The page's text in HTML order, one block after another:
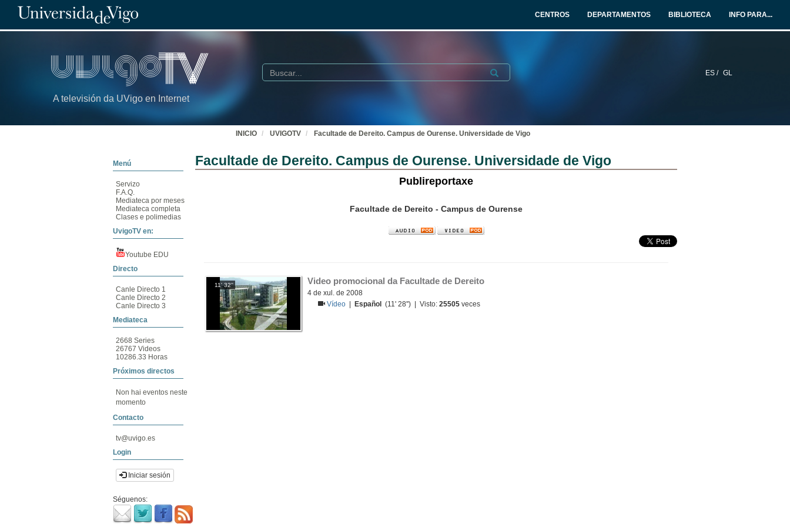
CENTROS DEPARTAMENTOS BIBLIOTECA INFO PARA...
A televisión da UVigo en Internet
ES / GL
Buscar Submit
INICIO UVIGOTV Facultade de Dereito. Campus de Ourense. Universidade de Vigo
Menú
Servizo
F.A.Q.
Mediateca por meses
Mediateca completa
Clases e polimedias
UvigoTV en:
Youtube EDU
Directo
Canle Directo 1
Canle Directo 2
Canle Directo 3
Mediateca
2668 Series
26767 Videos
10286.33 Horas
Próximos directos
Non hai eventos neste
momento
Contacto
tv@uvigo.es
Login
Iniciar sesión
Séguenos:
Facultade de Dereito. Campus de Ourense. Universidade de Vigo
Publireportaxe
Facultade de Dereito - Campus de Ourense
11' 32'' Video promocional da Facultade de Dereito
4 de xul. de 2008
Vídeo
Español (11' 28'') | Visto:25505 veces